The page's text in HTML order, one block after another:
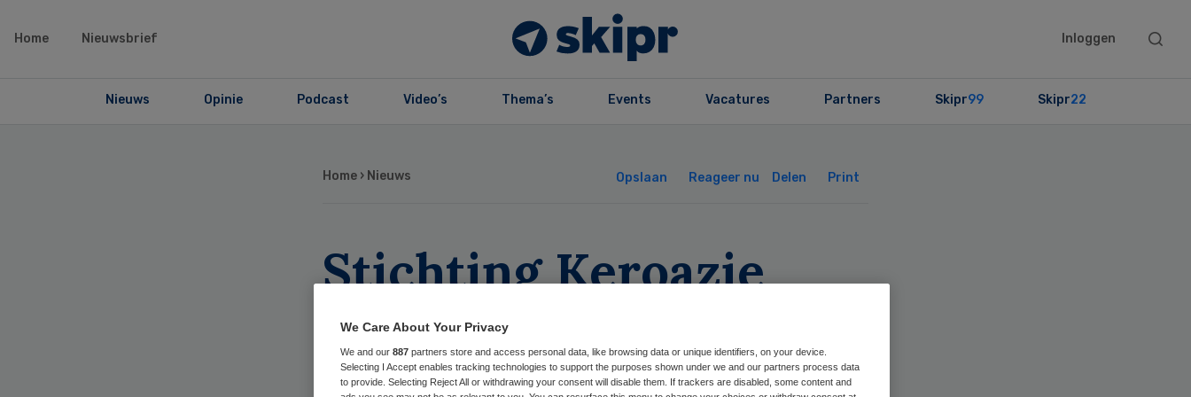
Home Nieuwsbrief Inloggen
Search
Nieuws Opinie Podcast Video’s Thema’s Events Vacatures Partners Skipr99 Skipr22
Home › Nieuws Opslaan Reageer nu Delen Print
Stichting Keroazie
onder vuur na dood
Jesse van Wieren
We Care About Your Privacy
We and our 887 partners store and access personal data, like browsing data or unique identifiers, on your device.
Selecting I Accept enables tracking technologies to support the purposes shown under we and our partners process data
to provide. Selecting Reject All or withdrawing your consent will disable them. If trackers are disabled, some content and